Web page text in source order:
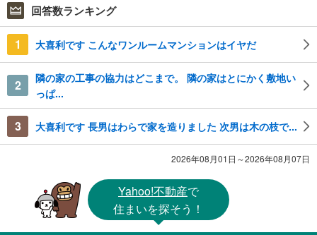
回答数ランキング
1 大喜利です こんなワンルームマンションはイヤだ
2
隣の家の工事の協力はどこまで。 隣の家はとにかく敷地い
っぱ...
3 大喜利です 長男はわらで家を造りました 次男は木の枝で...
2026年08月01日～2026年08月07日
Yahoo!不動産で
住まいを探そう！